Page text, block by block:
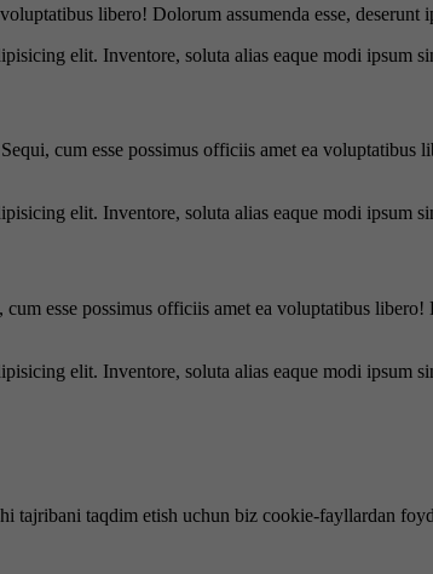
libero! Dolorum assumenda esse,
elit. Inventore, soluta alias eaque modi ipsum
cum esse possimus officiis amet ea
elit. Inventore, soluta alias eaque modi ipsum
esse possimus officiis amet ea voluptatibus
elit. Inventore, soluta alias eaque modi ipsum
tajribani taqdim etish uchun biz cookie-fayllardan